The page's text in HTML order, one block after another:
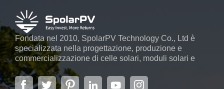
Fondata nel 2010, SpolarPV Technology Co., Ltd è
specializzata nella progettazione, produzione e
commercializzazione di celle solari, moduli solari e
sistemi di energia solare. L'azienda, situata nella
capitale della provincia di Jiangsu, Nanchino, che